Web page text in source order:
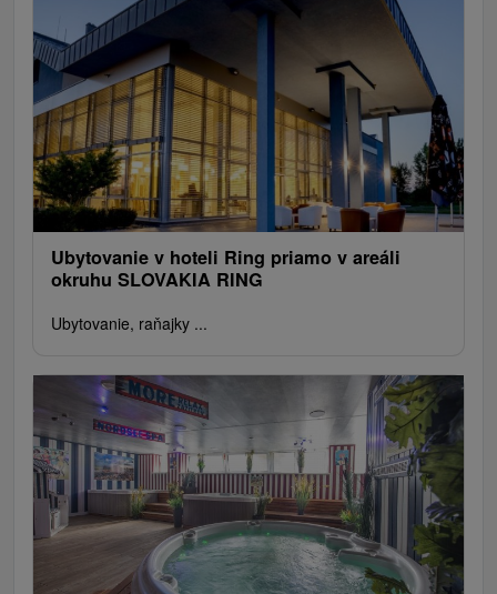
Ubytovanie v hoteli Ring priamo v areáli
okruhu SLOVAKIA RING
Ubytovanie, raňajky ...